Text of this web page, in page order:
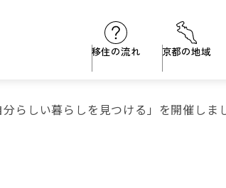
移住の流れ 京都の地域
らしい暮らしを見つける」を開催しま